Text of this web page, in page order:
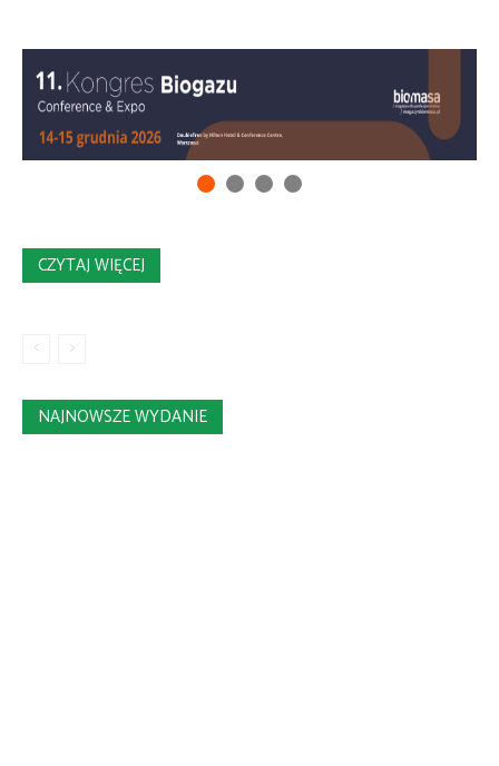
CZYTAJ WIĘCEJ
NAJNOWSZE WYDANIE